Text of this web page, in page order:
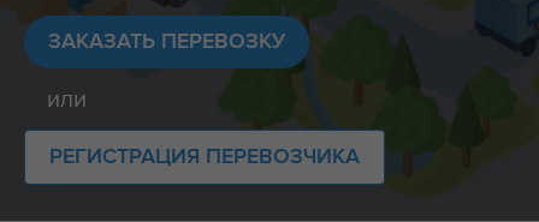
ЗАКАЗАТЬ ПЕРЕВОЗКУ
или
РЕГИСТРАЦИЯ ПЕРЕВОЗЧИКА